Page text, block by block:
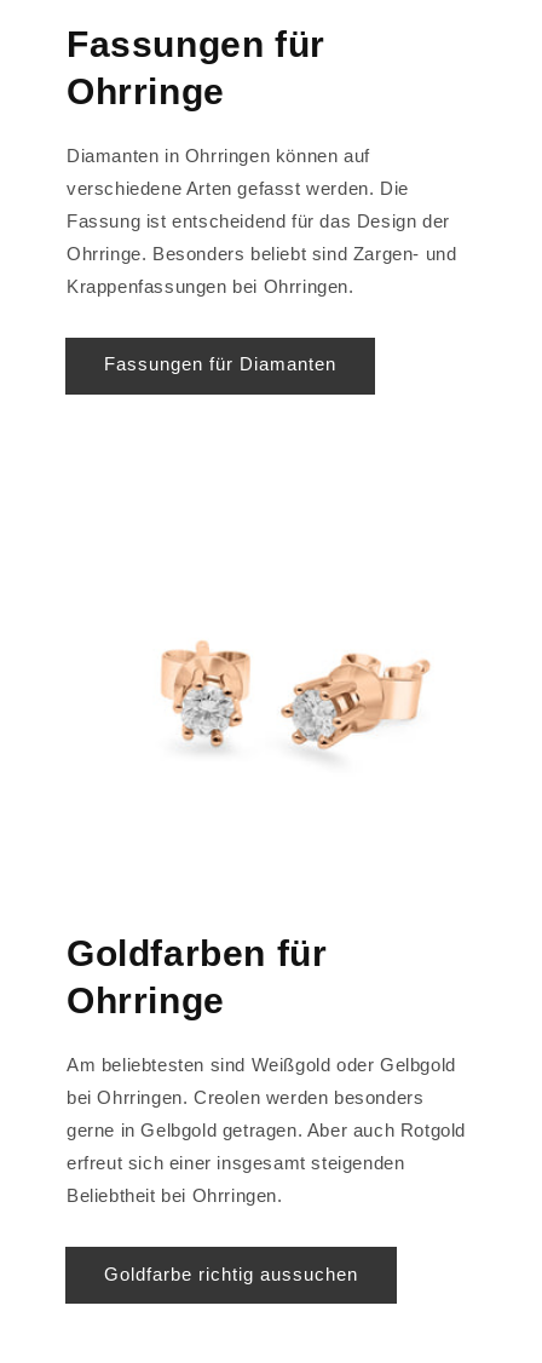
Fassungen für
Ohrringe
Diamanten in Ohrringen können auf
verschiedene Arten gefasst werden. Die
Fassung ist entscheidend für das Design der
Ohrringe. Besonders beliebt sind Zargen- und
Krappenfassungen bei Ohrringen.
Fassungen für Diamanten
Goldfarben für
Ohrringe
Am beliebtesten sind Weißgold oder Gelbgold
bei Ohrringen. Creolen werden besonders
gerne in Gelbgold getragen. Aber auch Rotgold
erfreut sich einer insgesamt steigenden
Beliebtheit bei Ohrringen.
Goldfarbe richtig aussuchen